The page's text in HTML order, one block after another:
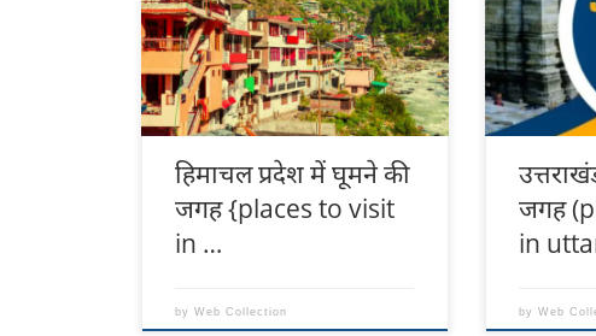
प्रदेश की वो मशहूर जगह, जो आपकी यात्रा
को बना देंगी यादगार और मजेदार शिमला –
Shimla in Hindi · मनाली – Manali
in Hindi · कुल्लू – Kullu in Hindi ·
डलहौजी – Dalhou
हिमाचल प्रदेश में घूमने की
जगह {places to visit
in …
byWeb Collection
देहरादून,
केदारनाथ,
आदि रमणीक
जगह
in
byWeb